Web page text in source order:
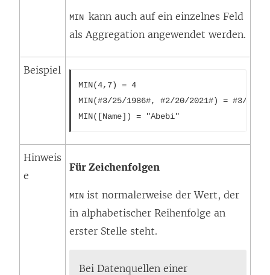
e
t
e
e
f
MIN kann auch auf ein einzelnes Feld
als Aggregation angewendet werden.
Beispiel
MIN(4,7) = 4
MIN(#3/25/1986#, #2/20/2021#) = #3/25/
MIN([Name]) = "Abebi"
Hinweis
e
Für Zeichenfolgen
MIN ist normalerweise der Wert, der
in alphabetischer Reihenfolge an
erster Stelle steht.
Bei Datenquellen einer